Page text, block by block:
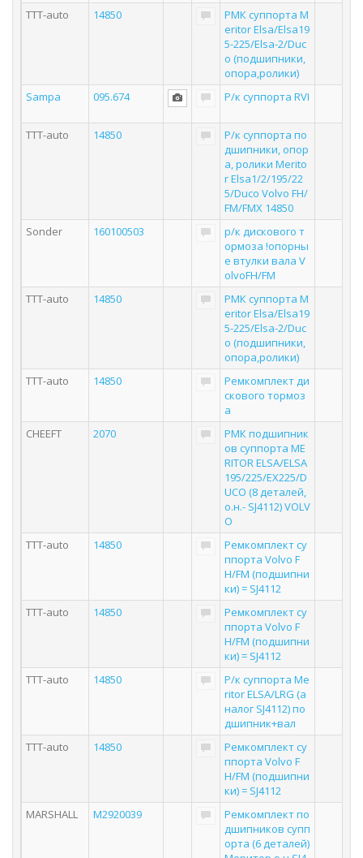
TTT-auto
14850
РМК суппорта M
eritor Elsa/Elsa19
5-225/Elsa-2/Duc
o (подшипники,
опора,ролики)
Sampa
095.674 Р/к суппорта RVI
TTT-auto 14850
Р/к суппорта по
дшипники, опор
а, ролики Merito
r Elsa1/2/195/22
5/Duco Volvo FH/
FM/FMX 14850
Sonder
160100503
р/к диcкового т
ормоза !опорны
е втулки вала V
olvoFH/FM
TTT-auto
14850
РМК суппорта M
eritor Elsa/Elsa19
5-225/Elsa-2/Duc
o (подшипники,
опора,ролики)
TTT-auto
14850
Ремкомплект ди
скового тормоз
а
CHEEFT
2070
РМК подшипник
ов суппорта ME
RITOR ELSA/ELSA
195/225/EX225/D
UCO (8 деталей,
о.н.- SJ4112) VOLV
O
TTT-auto
14850
Ремкомплект су
ппорта Volvo F
H/FM (подшипни
ки) = SJ4112
TTT-auto
14850
Ремкомплект су
ппорта Volvo F
H/FM (подшипни
ки) = SJ4112
TTT-auto
14850
Р/к суппорта Me
ritor ELSA/LRG (а
налог SJ4112) по
дшипник+вал
TTT-auto
14850
Ремкомплект су
ппорта Volvo F
H/FM (подшипни
ки) = SJ4112
MARSHALL
M2920039
Ремкомплект по
дшипников супп
орта (6 деталей)